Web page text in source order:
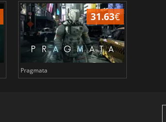
31.63€
Pragmata